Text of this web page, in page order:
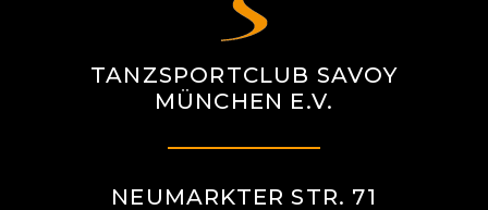
TANZSPORTCLUB SAVOY
MÜNCHEN E.V.
NEUMARKTER STR. 71